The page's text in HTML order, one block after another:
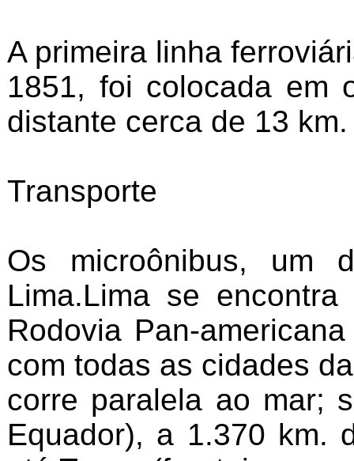
A primeira linha
1851, foi colocada em
distante cerca de 13 km.
Transporte
Os microônibus, um
Lima.Lima se
Rodovia Pan-
com todas as cidades
corre paralela ao mar;
Equador), a 1.370 km.